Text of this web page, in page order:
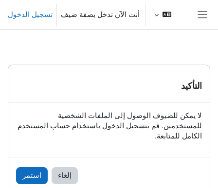
تخطى إلى المحتوى الرئيسي
أنت الآن تدخل بصفة ضيف تسجيل الدخول
التأكيد
لا يمكن للضيوف الوصول إلى الملفات الشخصية
للمستخدمين. قم بتسجيل الدخول باستخدام حساب المستخدم
الكامل للمتابعة.
إلغاء استمر